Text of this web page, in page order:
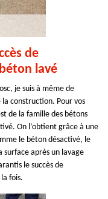
de
lavé
je suis à même de
construction. Pour vos
de la famille des bétons
On l’obtient grâce à une
le béton désactivé, le
surface après un lavage
le succès de
fois.